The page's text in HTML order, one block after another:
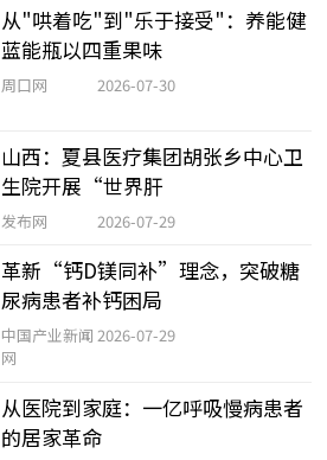
从"哄着吃"到"乐于接受"：养能健
蓝能瓶以四重果味
周口网 2026-07-30
山西：夏县医疗集团胡张乡中心卫
生院开展“世界肝
发布网 2026-07-29
革新“钙D镁同补”理念，突破糖
尿病患者补钙困局
中国产业新闻
网
2026-07-29
从医院到家庭：一亿呼吸慢病患者
的居家革命